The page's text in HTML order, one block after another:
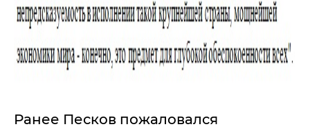
Ранее Песков пожаловался